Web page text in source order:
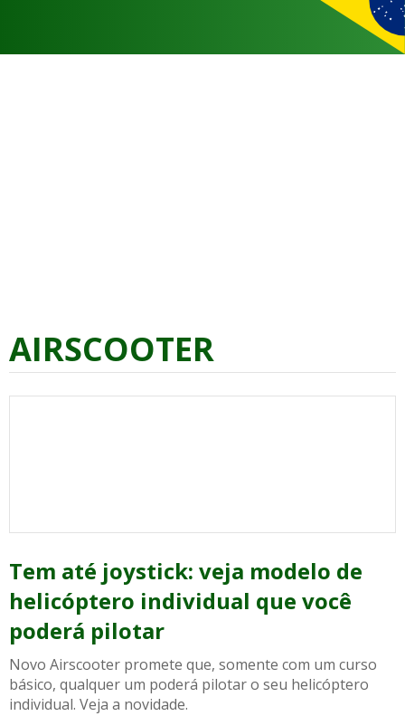
AIRSCOOTER
Tem até joystick: veja modelo de
helicóptero individual que você
poderá pilotar
Novo Airscooter promete que, somente com um curso
básico, qualquer um poderá pilotar o seu helicóptero
individual. Veja a novidade.